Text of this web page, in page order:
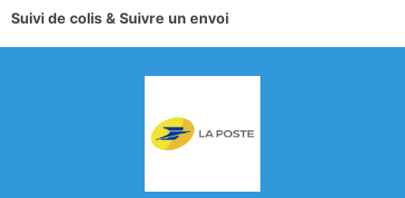
Suivi de colis & Suivre un envoi